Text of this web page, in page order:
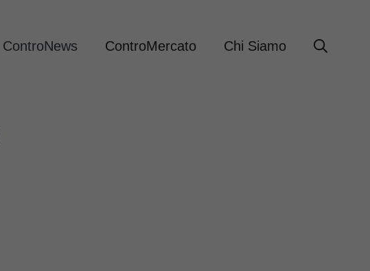
ControNews ControMercato Chi Siamo